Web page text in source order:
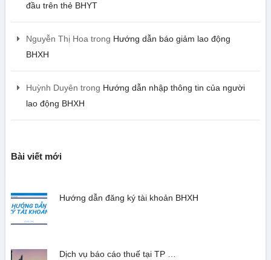
đầu trên thẻ BHYT
Nguyễn Thị Hoatrong Hướng dẫn báo giảm lao động
BHXH
Huỳnh Duyên trong Hướng dẫn nhập thông tin của người
lao động BHXH
Bài viết mới
Hướng dẫn đăng ký tài khoản BHXH
Dịch vụ báo cáo thuế tại TP …